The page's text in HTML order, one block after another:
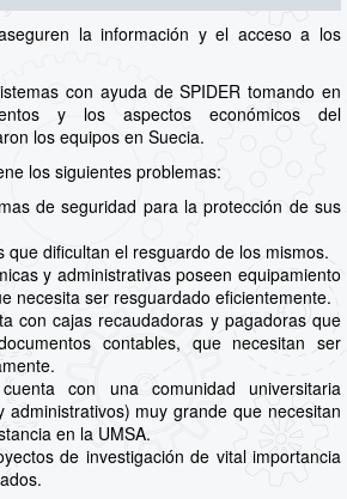
la información y el acceso a los
con ayuda de SPIDER tomando en
y los aspectos económicos del
los equipos en Suecia.
los siguientes problemas:
de seguridad para la protección de sus
dificultan el resguardo de los mismos.
y administrativas poseen equipamiento
necesita ser resguardado eficientemente.
con cajas recaudadoras y pagadoras que
contables, que necesitan ser
con una comunidad universitaria
administrativos) muy grande que necesitan
en la UMSA.
de investigación de vital importancia